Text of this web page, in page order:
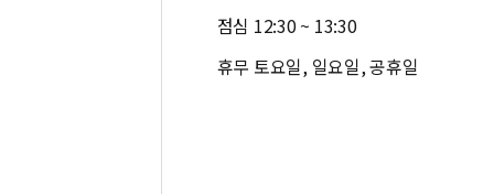
점심 12:30 ~ 13:30
휴무 토요일, 일요일, 공휴일